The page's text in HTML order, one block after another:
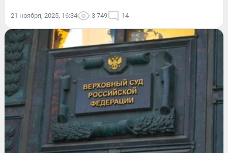
21 ноября, 2025, 16:34 3 749 14